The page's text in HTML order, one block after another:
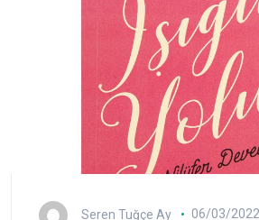
Seren Tuğçe Ay 06/03/2022